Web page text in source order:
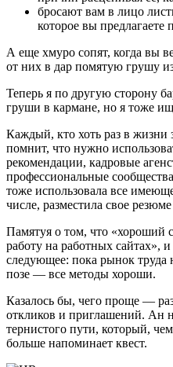
бросают вам в лицо
которое вы предлагаете
А еще хмуро сопят, когда вы
от них в дар помятую грушу
Теперь я по другую сторону
груши в кармане, но я тоже
Каждый, кто хоть раз в жизни
помнит, что нужно
рекомендации, кадровые
профессиональные
тоже использовала все
числе, разместила свое
Памятуя о том, что «хороший
работу на работных сайтах»,
следующее: пока рынок труда
позе — все методы хороши.
Казалось бы, чего проще —
откликов и приглашений. Ан
тернистого пути, который,
больше напоминает квест.